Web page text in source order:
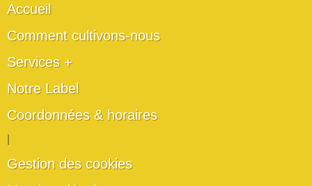
Accueil
Comment cultivons-nous
Services +
Notre Label
Coordonnées & horaires
Gestion des cookies